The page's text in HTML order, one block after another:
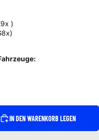
)
IN DEN WARENKORB LEGEN